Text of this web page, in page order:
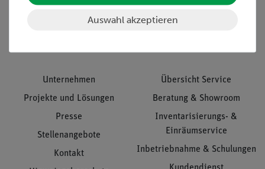
Unternehmen
Projekte und Lösungen
Presse
Stellenangebote
Kontakt
Übersicht Service
Beratung & Showroom
Inventarisierungs- &
Einräumservice
Inbetriebnahme & Schulungen
Auswahl akzeptieren